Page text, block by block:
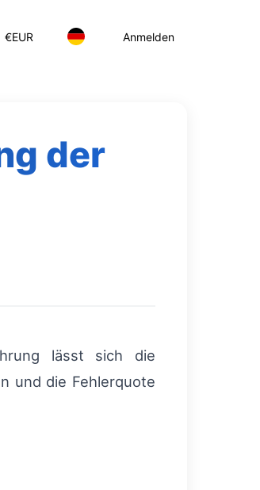
€EUR Anmelden
der
lässt sich die
und die Fehlerquote